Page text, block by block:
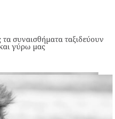
συναισθήματα ταξιδεύουν
γύρω μας